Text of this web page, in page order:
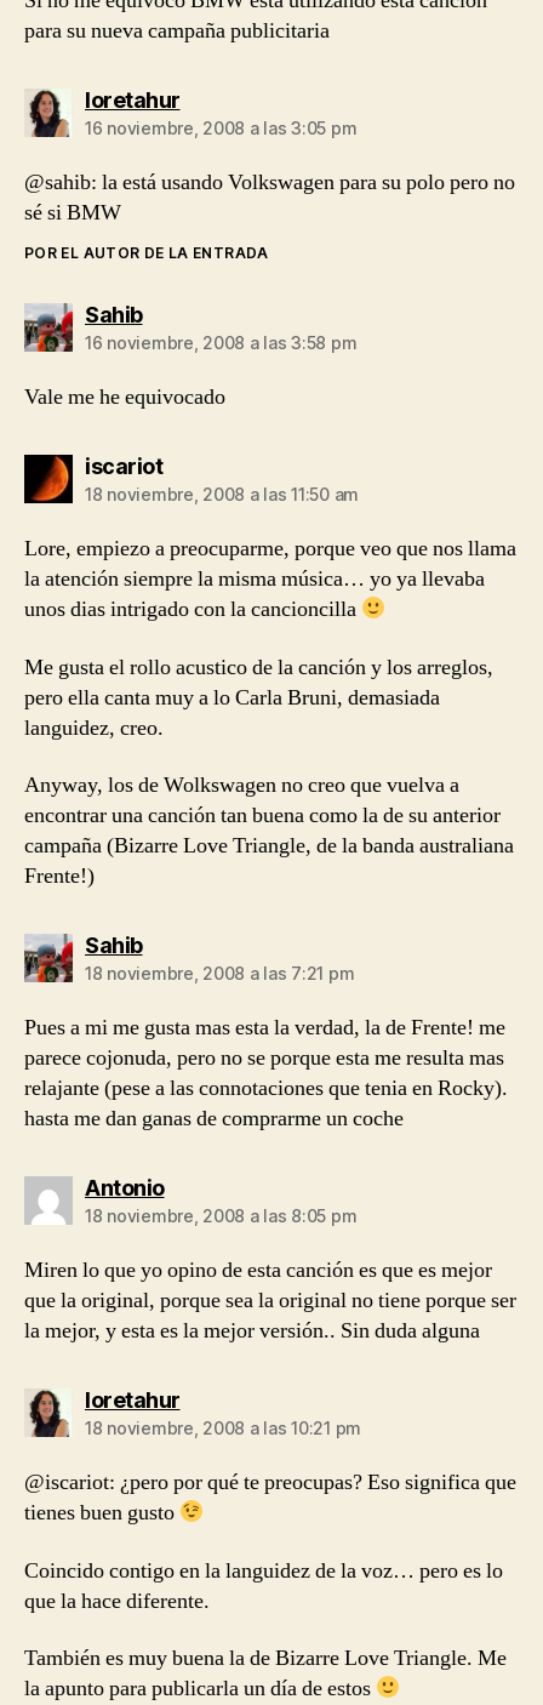
para su nueva campaña publicitaria
loretahurdice:
16 noviembre, 2008 a las 3:05 pm
@sahib: la está usando Volkswagen para su polo pero no
sé si BMW
POR EL AUTOR DE LA ENTRADA
Sahibdice:
16 noviembre, 2008 a las 3:58 pm
Vale me he equivocado
iscariotdice:
18 noviembre, 2008 a las 11:50 am
Lore, empiezo a preocuparme, porque veo que nos llama
la atención siempre la misma música… yo ya llevaba
unos dias intrigado con la cancioncilla
Me gusta el rollo acustico de la canción y los arreglos,
pero ella canta muy a lo Carla Bruni, demasiada
languidez, creo.
Anyway, los de Wolkswagen no creo que vuelva a
encontrar una canción tan buena como la de su anterior
campaña (Bizarre Love Triangle, de la banda australiana
Frente!)
Sahibdice:
18 noviembre, 2008 a las 7:21 pm
Pues a mi me gusta mas esta la verdad, la de Frente! me
parece cojonuda, pero no se porque esta me resulta mas
relajante (pese a las connotaciones que tenia en Rocky).
hasta me dan ganas de comprarme un coche
Antoniodice:
18 noviembre, 2008 a las 8:05 pm
Miren lo que yo opino de esta canción es que es mejor
que la original, porque sea la original no tiene porque ser
la mejor, y esta es la mejor versión.. Sin duda alguna
loretahurdice:
18 noviembre, 2008 a las 10:21 pm
@iscariot: ¿pero por qué te preocupas? Eso significa que
tienes buen gusto
Coincido contigo en la languidez de la voz… pero es lo
que la hace diferente.
También es muy buena la de Bizarre Love Triangle. Me
la apunto para publicarla un día de estos